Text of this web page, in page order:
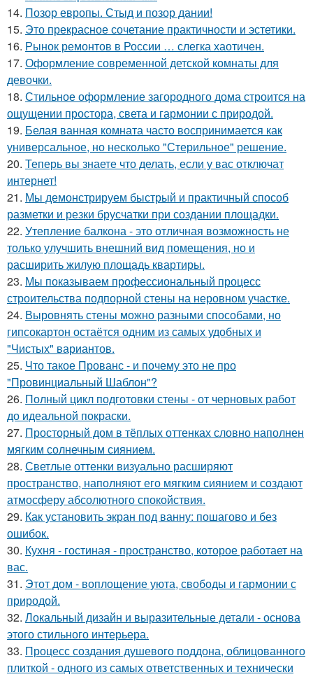
14. Позор европы. Стыд и позор дании!
15. Это прекрасное сочетание практичности и эстетики.
16. Рынок ремонтов в России … слегка хаотичен.
17. Оформление современной детской комнаты для
девочки.
18. Стильное оформление загородного дома строится на
ощущении простора, света и гармонии с природой.
19. Белая ванная комната часто воспринимается как
универсальное, но несколько "Стерильное" решение.
20. Теперь вы знаете что делать, если у вас отключат
интернет!
21. Мы демонстрируем быстрый и практичный способ
разметки и резки брусчатки при создании площадки.
22. Утепление балкона - это отличная возможность не
только улучшить внешний вид помещения, но и
расширить жилую площадь квартиры.
23. Мы показываем профессиональный процесс
строительства подпорной стены на неровном участке.
24. Выровнять стены можно разными способами, но
гипсокартон остаётся одним из самых удобных и
"Чистых" вариантов.
25. Что такое Прованс - и почему это не про
"Провинциальный Шаблон"?
26. Полный цикл подготовки стены - от черновых работ
до идеальной покраски.
27. Просторный дом в тёплых оттенках словно наполнен
мягким солнечным сиянием.
28. Светлые оттенки визуально расширяют
пространство, наполняют его мягким сиянием и создают
атмосферу абсолютного спокойствия.
29. Как установить экран под ванну: пошагово и без
ошибок.
30. Кухня - гостиная - пространство, которое работает на
вас.
31. Этот дом - воплощение уюта, свободы и гармонии с
природой.
32. Локальный дизайн и выразительные детали - основа
этого стильного интерьера.
33. Процесс создания душевого поддона, облицованного
плиткой - одного из самых ответственных и технически